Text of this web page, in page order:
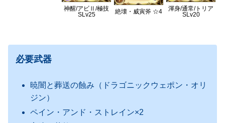
神醒/アビⅡ/極技
SLv25
絶壊・威寅斧 ☆4
渾身/通常/トリア
SLv20
必要武器
暁闇と葬送の蝕み（ドラゴニックウェポン・オリ
ジン）
ペイン・アンド・ストレイン×2